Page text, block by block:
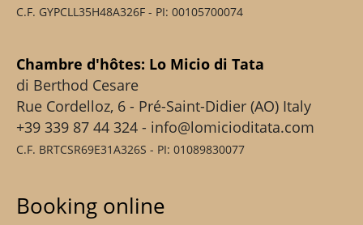
C.F. GYPCLL35H48A326F - PI: 00105700074
Chambre d'hôtes: Lo Micio di Tata
di Berthod Cesare
Rue Cordelloz, 6 - Pré-Saint-Didier (AO) Italy
+39 339 87 44 324 - info@lomicioditata.com
C.F. BRTCSR69E31A326S - PI: 01089830077
Booking online